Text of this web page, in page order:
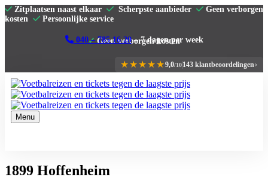
Zitplaatsen naast elkaar Scherpste aanbieder
Geen verborgen
kosten
Persoonlijke service
040 – 785 16 20– 7 dagen per week
★★★★★9,0/10143 klantbeoordelingen›
Menu
Serie A
1899 Hoffenheim